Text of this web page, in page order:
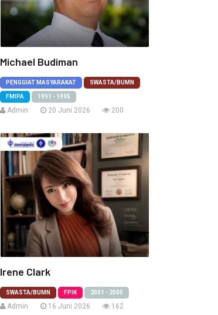
Michael Budiman
PENGGIAT MASYARAKAT SWASTA/BUMN
FMIPA 1991 - 1995
Admin 20 Juni 2026 200
Irene Clark
SWASTA/BUMN FPIK 2001 - 2005
Admin 16 Juni 2026 162